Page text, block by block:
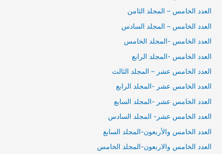
العدد الخامس – المجلد الثامن
العدد الخامس – المجلد السادس
العدد الخامس -المجلد الخامس
العدد الخامس -المجلد الرابع
العدد الخامس عشر – المجلد الثالث
العدد الخامس عشر -المجلد الرابع
العدد الخامس عشر -المجلد السابع
العدد الخامس عشر- المجلد السادس
العدد الخامس والأربعون-المجلد السابع
العدد الخامس والاربعون-المجلد الخامس